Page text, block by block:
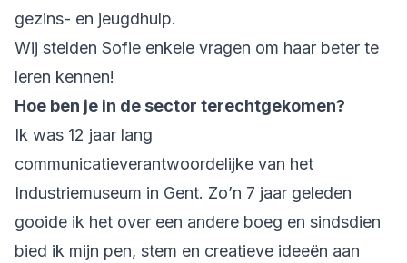
gezins- en jeugdhulp.
Wij stelden Sofie enkele vragen om haar beter te
leren kennen!
Hoe ben je in de sector terechtgekomen?
Ik was 12 jaar lang
communicatieverantwoordelijke van het
Industriemuseum in Gent. Zo’n 7 jaar geleden
gooide ik het over een andere boeg en sindsdien
bied ik mijn pen, stem en creatieve ideeën aan